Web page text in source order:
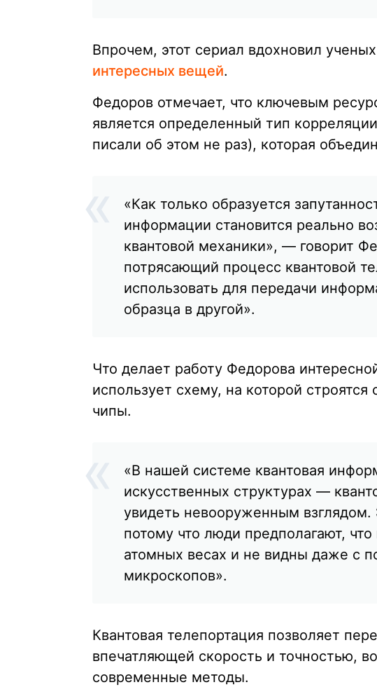
Впрочем, этот сериал вдохновил
интересных вещей.
Федоров отмечает, что ключевым
является определенный тип
писали об этом не раз), которая
«Как только образуется
информации становится реально
квантовой механики», — говорит
потрясающий процесс квантовой
использовать для передачи
образца в другой».
Что делает работу Федорова
использует схему, на которой
чипы.
«В нашей системе квантовая
искусственных структурах —
увидеть невооруженным взглядом.
потому что люди предполагают,
атомных весах и не видны даже с
микроскопов».
Квантовая телепортация позволяет
впечатляющей скорость и точностью,
современные методы.